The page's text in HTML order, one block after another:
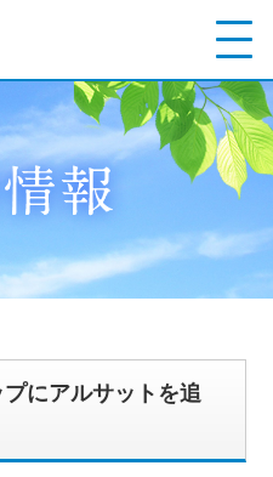
にアルサットを追